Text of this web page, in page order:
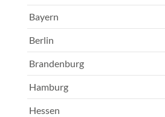
Bayern
Berlin
Brandenburg
Hamburg
Hessen